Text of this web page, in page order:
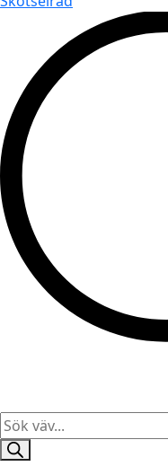
Products
search